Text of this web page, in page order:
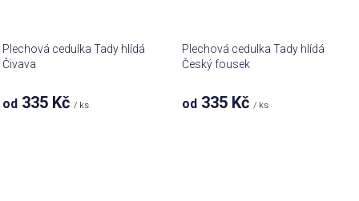
Plechová cedulka Tady hlídá
Čivava
od 335 Kč/ ks
Plechová cedulka Tady hlídá
Český fousek
od 335 Kč/ ks